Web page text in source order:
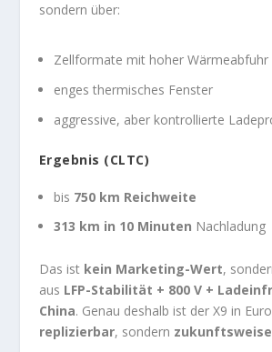
sondern über:
Zellformate mit hoher Wärmeabfuhr
enges thermisches Fenster
aggressive, aber kontrollierte
Ergebnis (CLTC)
bis 750 km Reichweite
313 km in 10 Minuten Nachladung
Das ist kein Marketing-Wert,
aus LFP-Stabilität + 800 V +
China. Genau deshalb ist der X9 in
replizierbar, sondern